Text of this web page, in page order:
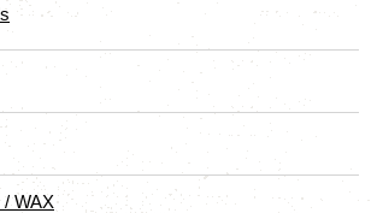
WAX